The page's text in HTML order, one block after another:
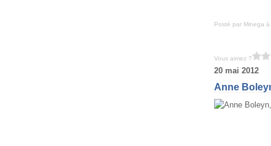
Posté par Minega
Vous aimez ?
20 mai 2012
Anne